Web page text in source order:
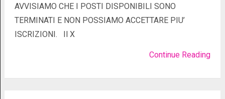
AVVISIAMO CHE I POSTI DISPONIBILI SONO
TERMINATI E NON POSSIAMO ACCETTARE PIU’
ISCRIZIONI. Il X
Continue Reading